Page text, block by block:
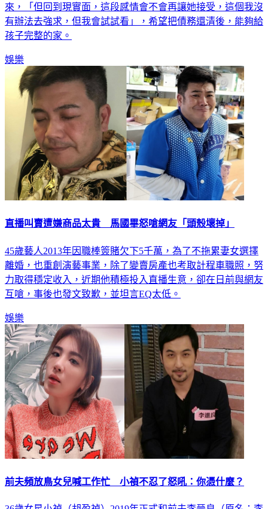
來，「但回到現實面，這段感情會不會再讓她接受，這個我沒
有辦法去強求，但我會試試看」，希望把債務還清後，能夠給
孩子完整的家。
娛樂
直播叫賣遭嫌商品太貴 馬國畢怒嗆網友「頭殼壞掉」
45歲藝人2013年因職棒簽賭欠下5千萬，為了不拖累妻女選擇
離婚，也重創演藝事業，除了變賣房產也考取計程車職照，努
力取得穩定收入，近期他積極投入直播生意，卻在日前與網友
互嗆，事後也發文致歉，並坦言EQ太低。
娛樂
前夫頻放鳥女兒喊工作忙 小禎不忍了怒吼：你憑什麼？